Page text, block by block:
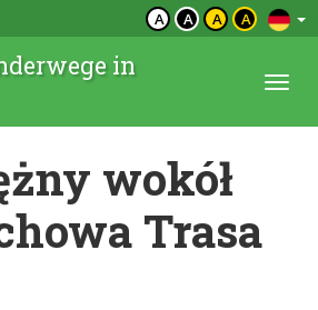
A A A A
in
wokół
Trasa